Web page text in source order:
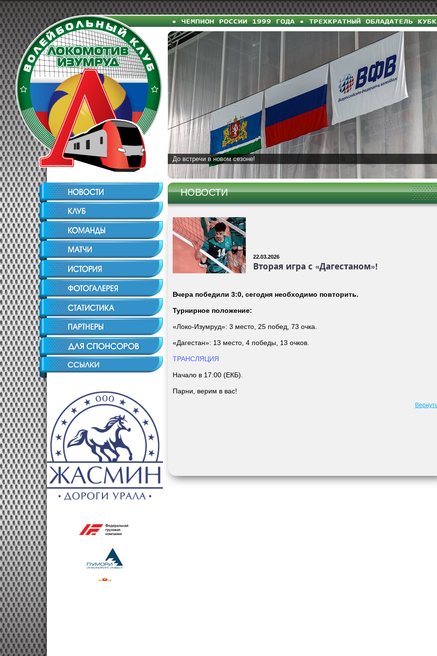
До встречи в новом сезоне!
НОВОСТИ
22.03.2026
Вторая игра с «Дагестаном»!
Вчера победили 3:0, сегодня необходимо повторить.
Турнирное положение:
«Локо-Изумруд»: 3 место, 25 побед, 73 очка.
«Дагестан»: 13 место, 4 победы, 13 очков.
ТРАНСЛЯЦИЯ
Начало в 17:00 (ЕКБ).
Парни, верим в вас!